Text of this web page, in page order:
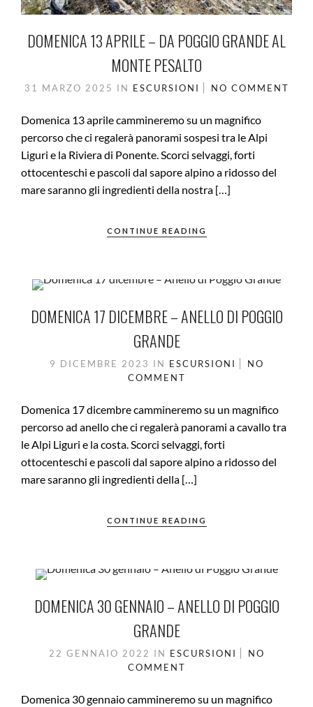
DOMENICA 13 APRILE – DA POGGIO GRANDE AL
MONTE PESALTO
31 MARZO 2025 IN ESCURSIONI NO COMMENT
Domenica 13 aprile cammineremo su un magnifico
percorso che ci regalerà panorami sospesi tra le Alpi
Liguri e la Riviera di Ponente. Scorci selvaggi, forti
ottocenteschi e pascoli dal sapore alpino a ridosso del
mare saranno gli ingredienti della nostra […]
CONTINUE READING
DOMENICA 17 DICEMBRE – ANELLO DI POGGIO
GRANDE
9 DICEMBRE 2023 IN ESCURSIONI
NO
COMMENT
Domenica 17 dicembre cammineremo su un magnifico
percorso ad anello che ci regalerà panorami a cavallo tra
le Alpi Liguri e la costa. Scorci selvaggi, forti
ottocenteschi e pascoli dal sapore alpino a ridosso del
mare saranno gli ingredienti della […]
CONTINUE READING
DOMENICA 30 GENNAIO – ANELLO DI POGGIO
GRANDE
22 GENNAIO 2022 IN ESCURSIONI
NO
COMMENT
Domenica 30 gennaio cammineremo su un magnifico